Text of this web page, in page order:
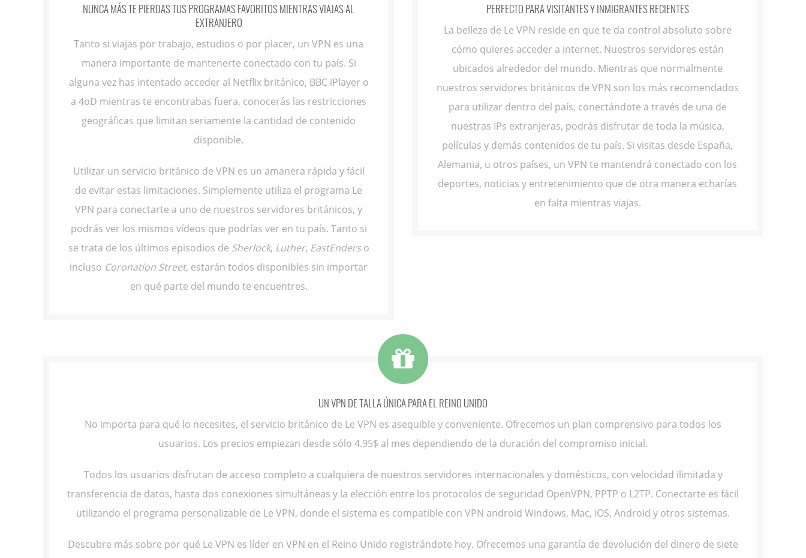
NUNCA MÁS TE PIERDAS TUS PROGRAMAS FAVORITOS MIENTRAS VIAJAS AL
EXTRANJERO
Tanto si viajas por trabajo, estudios o por placer, un VPN es una
manera importante de mantenerte conectado con tu país. Si
alguna vez has intentado acceder al Netflix británico, BBC iPlayer o
a 4oD mientras te encontrabas fuera, conocerás las restricciones
geográficas que limitan seriamente la cantidad de contenido
disponible.
Utilizar un servicio británico de VPN es un amanera rápida y fácil
de evitar estas limitaciones. Simplemente utiliza el programa Le
VPN para conectarte a uno de nuestros servidores británicos, y
podrás ver los mismos vídeos que podrías ver en tu país. Tanto si
se trata de los últimos episodios de Sherlock, Luther, EastEnderso
incluso Coronation Street, estarán todos disponibles sin importar
en qué parte del mundo te encuentres.
PERFECTO PARA VISITANTES Y INMIGRANTES RECIENTES
La belleza de Le VPN reside en que te da control absoluto sobre
cómo quieres acceder a internet. Nuestros servidores están
ubicados alrededor del mundo. Mientras que normalmente
nuestros servidores británicos de VPN son los más recomendados
para utilizar dentro del país, conectándote a través de una de
nuestras IPs extranjeras, podrás disfrutar de toda la música,
películas y demás contenidos de tu país. Si visitas desde España,
Alemania, u otros países, un VPN te mantendrá conectado con los
deportes, noticias y entretenimiento que de otra manera echarías
en falta mientras viajas.
UN VPN DE TALLA ÚNICA PARA EL REINO UNIDO
No importa para qué lo necesites, el servicio británico de Le VPN es asequible y conveniente. Ofrecemos un plan comprensivo para todos los
usuarios. Los precios empiezan desde sólo 4.95$ al mes dependiendo de la duración del compromiso inicial.
Todos los usuarios disfrutan de acceso completo a cualquiera de nuestros servidores internacionales y domésticos, con velocidad ilimitada y
transferencia de datos, hasta dos conexiones simultáneas y la elección entre los protocolos de seguridad OpenVPN, PPTP o L2TP. Conectarte es fácil
utilizando el programa personalizable de Le VPN, donde el sistema es compatible con VPN android Windows, Mac, iOS, Android y otros sistemas.
Descubre más sobre por qué Le VPN es líder en VPN en el Reino Unido registrándote hoy. Ofrecemos una garantía de devolución del dinero de siete